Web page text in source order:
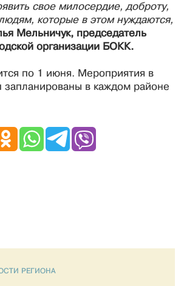
свое милосердие, доброту,
которые в этом нуждаются,
Мельничук, председатель
организации БОКК.
по 1 июня. Мероприятия в
в каждом районе
РЕГИОНА